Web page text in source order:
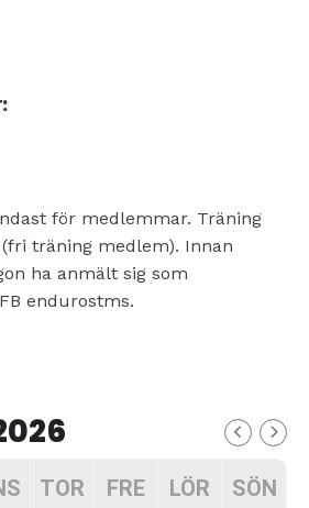
för medlemmar. Träning
träning medlem). Innan
ha anmält sig som
endurostms.
TOR FRE LÖR SÖN